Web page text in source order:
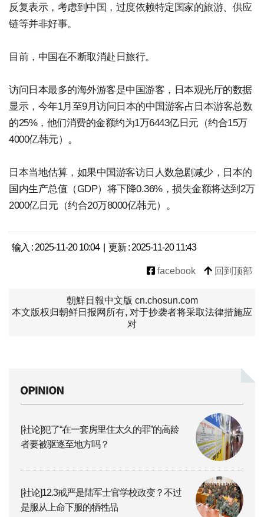
反复表示，考虑到中国，过度依赖特定国家的旅游、供应
链等并非好事。
目前，中国在不断取消赴日旅行。
访问日本最多的海外游客是中国游客，日本观光厅的数据
显示，今年1月至9月访问日本的中国游客占日本游客总数
的25%，他们消费的金额约为1万6443亿日元（约合15万
4000亿韩元）。
日本当地估算，如果中国游客访日人数急剧减少，日本的
国内生产总值（GDP）将下降0.36%，损失金额将达到2万
2000亿日元（约合20万8000亿韩元）。
输入 : 2025-11-20 10:04 | 更新 : 2025-11-20 11:43
facebook 回到顶部
朝鮮日報中文版 cn.chosun.com
本文版权归朝鲜日报网所有, 对于抄袭者将采取法律措施应
对
[社论]犯了“在一套房里住太久的罪”的高龄
者要被驱逐至地方吗？
[社论]12.3戒严是陆军士官学校政变？不过
是服从上命下服的牺牲品